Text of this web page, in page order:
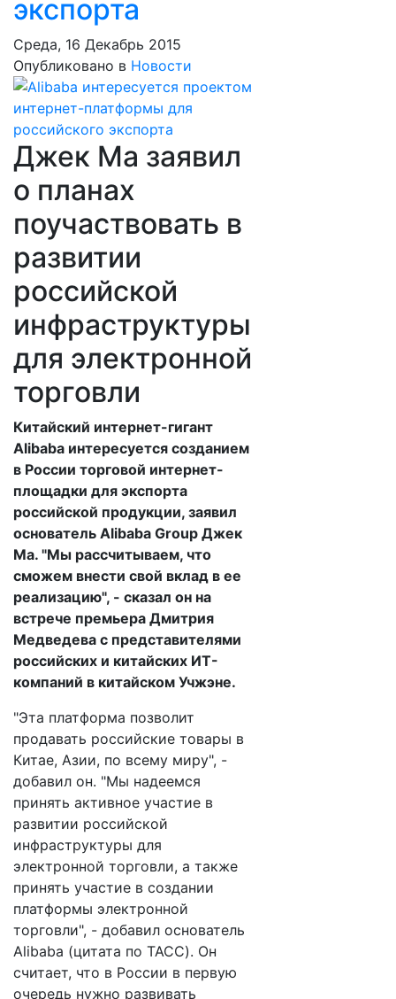
экспорта
Среда, 16 Декабрь 2015
Опубликовано в Новости
Джек Ма заявил
о планах
поучаствовать в
развитии
российской
инфраструктуры
для электронной
торговли
Китайский интернет-гигант
Alibaba интересуется созданием
в России торговой интернет-
площадки для экспорта
российской продукции, заявил
основатель Alibaba Group Джек
Ма. "Мы рассчитываем, что
сможем внести свой вклад в ее
реализацию", - сказал он на
встрече премьера Дмитрия
Медведева с представителями
российских и китайских ИТ-
компаний в китайском Учжэне.
"Эта платформа позволит
продавать российские товары в
Китае, Азии, по всему миру", -
добавил он. "Мы надеемся
принять активное участие в
развитии российской
инфраструктуры для
электронной торговли, а также
принять участие в создании
платформы электронной
торговли", - добавил основатель
Alibaba (цитата по ТАСС). Он
считает, что в России в первую
очередь нужно развивать